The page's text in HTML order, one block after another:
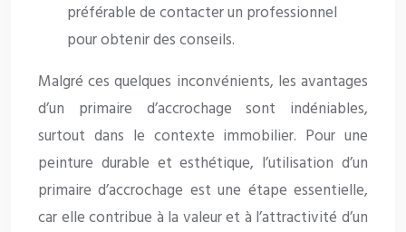
préférable de contacter un professionnel
pour obtenir des conseils.
Malgré ces quelques inconvénients, les avantages
d’un primaire d’accrochage sont indéniables,
surtout dans le contexte immobilier. Pour une
peinture durable et esthétique, l’utilisation d’un
primaire d’accrochage est une étape essentielle,
car elle contribue à la valeur et à l’attractivité d’un